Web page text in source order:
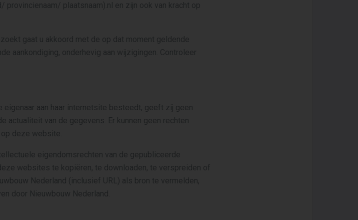
provincienaam/ plaatsnaam).nl en zijn ook van kracht op
gaat u akkoord met de op dat moment geldende
aankondiging, onderhevig aan wijzigingen. Controleer
eigenaar aan haar internetsite besteedt, geeft zij geen
actualiteit van de gegevens. Er kunnen geen rechten
deze website.
eigendomsrechten van de gepubliceerde
websites te kopiëren, te downloaden, te verspreiden of
Nederland (inclusief URL) als bron te vermelden,
door Nieuwbouw Nederland.